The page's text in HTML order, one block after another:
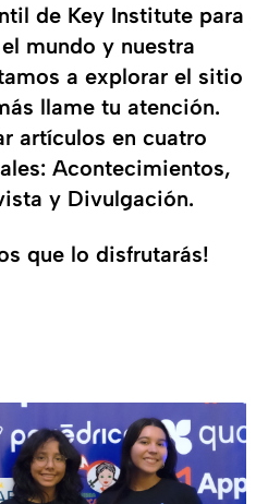
de Key Institute para
mundo y nuestra
a explorar el sitio
llame tu atención.
artículos en cuatro
Acontecimientos,
y Divulgación.
que lo disfrutarás!